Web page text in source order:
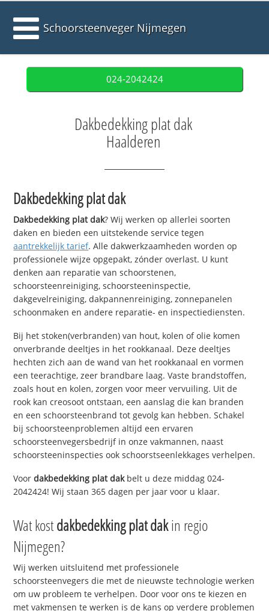
Schoorsteenveger Nijmegen
024-2042424
Dakbedekking plat dak
Haalderen
Dakbedekking plat dak
Dakbedekking plat dak? Wij werken op allerlei soorten
daken en bieden een uitstekende service tegen
aantrekkelijk tarief. Alle dakwerkzaamheden worden op
professionele wijze opgepakt, zónder overlast. U kunt
denken aan reparatie van schoorstenen,
schoorsteenreiniging, schoorsteeninspectie,
dakgevelreiniging, dakpannenreiniging, zonnepanelen
schoonmaken en andere reparatie- en inspectiediensten.
Bij het stoken(verbranden) van hout, kolen of olie komen
onverbrande deeltjes in het rookkanaal. Deze deeltjes
hechten zich aan de wand van het rookkanaal en vormen
een teerachtige, zeer brandbare laag. Vaste brandstoffen,
zoals hout en kolen, zorgen voor meer vervuiling. Uit de
rook kan creosoot ontstaan, een aanslag die kan branden
en een schoorsteenbrand tot gevolg kan hebben. Schakel
bij schoorsteenproblemen altijd een ervaren
schoorsteenvegersbedrijf in onze vakmannen, naast
schoorsteeninspecties ook schoorstseenlekkages verhelpen.
Voordakbedekking plat dakbelt u deze middag 024-
2042424! Wij staan 365 dagen per jaar voor u klaar.
Wat kostdakbedekking plat dakin regio
Nijmegen?
Wij werken uitsluitend met professionele
schoorsteenvegers die met de nieuwste technologie werken
om uw probleem te verhelpen. Door voor ons te kiezen en
met vakmensen te werken is de kans op verdere problemen